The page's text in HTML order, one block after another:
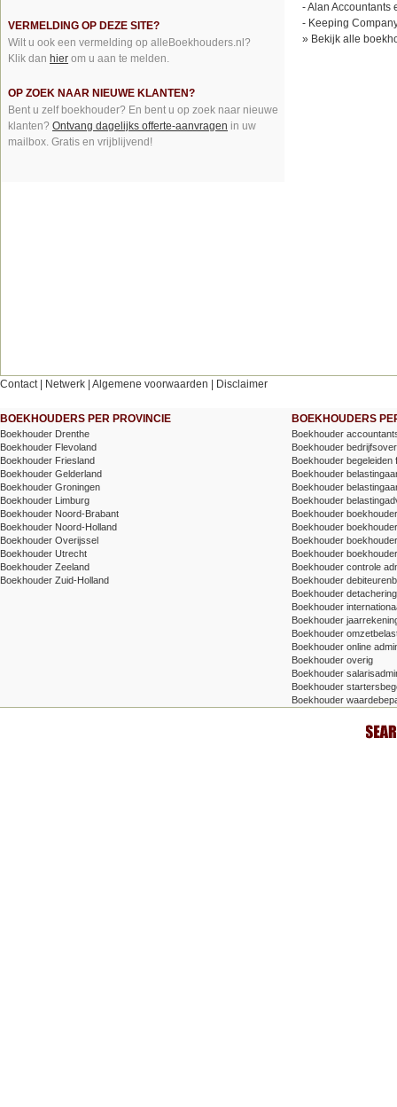
VERMELDING OP DEZE SITE?
Wilt u ook een vermelding op alleBoekhouders.nl?
Klik dan hier om u aan te melden.
OP ZOEK NAAR NIEUWE KLANTEN?
Bent u zelf boekhouder? En bent u op zoek naar nieuwe
klanten? Ontvang dagelijks offerte-aanvragen in uw
mailbox. Gratis en vrijblijvend!
-Alan Accountants
- Keeping
» Bekijk alle
Contact| Netwerk Algemene voorwaarden Disclaimer
BOEKHOUDERS PER PROVINCIE
Boekhouder Drenthe
Boekhouder Flevoland
Boekhouder Friesland
Boekhouder Gelderland
Boekhouder Groningen
Boekhouder Limburg
Boekhouder Noord-Brabant
Boekhouder Noord-Holland
Boekhouder Overijssel
Boekhouder Utrecht
Boekhouder Zeeland
Boekhouder Zuid-Holland
BOEKHOUDERS
Boekhouder
Boekhouder
Boekhouder
Boekhouder
Boekhouder
Boekhouder
Boekhouder
Boekhouder
Boekhouder
Boekhouder
Boekhouder controle
Boekhouder
Boekhouder
Boekhouder
Boekhouder
Boekhouder
Boekhouder online
Boekhouder overig
Boekhouder
Boekhouder
Boekhouder